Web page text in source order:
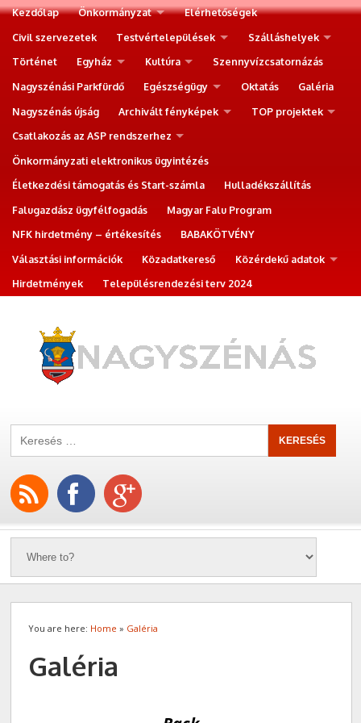
Kezdőlap Önkormányzat
Elérhetőségek
Civil szervezetek
Testvértelepülések
Szálláshelyek
Történet
Egyház Kultúra
Szennyvízcsatornázás
Nagyszénási Parkfürdő
Egészségügy Oktatás
Galéria
Nagyszénás újság
Archivált fényképek
TOP projektek
Csatlakozás az ASP rendszerhez
Önkormányzati elektronikus ügyintézés
Életkezdési támogatás és Start-számla
Hulladékszállítás
Falugazdász ügyfélfogadás
Magyar Falu Program
NFK hirdetmény – értékesítés
BABAKÖTVÉNY
Választási információk
Közadatkereső
Közérdekű adatok
Hirdetmények
Településrendezési terv 2024
You are here: Home » Galéria
Galéria